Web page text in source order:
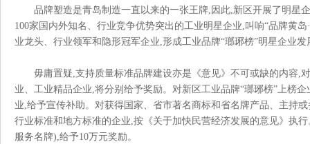
品牌塑造是青岛制造一直以来的一张王牌,因此,新区开展了明星
100家国内外知名、行业竞争优势突出的工业明星企业,叫响“品牌黄
业龙头、行业领军和隐形冠军企业,形成工业品牌“瑯琊榜”明星企业发
毋庸置疑,支持质量标准品牌建设亦是《意见》不可或缺的内容,
业、工业精品企业,将分别给予奖励。对新区工业品牌“瑯琊榜”上
业,给予宣传补助。对获得国家、省市著名商标和省名牌产品、主持
行业标准和地方标准的企业,按《关于加快民营经济发展的意见》执行
服务名牌),给予10万元奖励。